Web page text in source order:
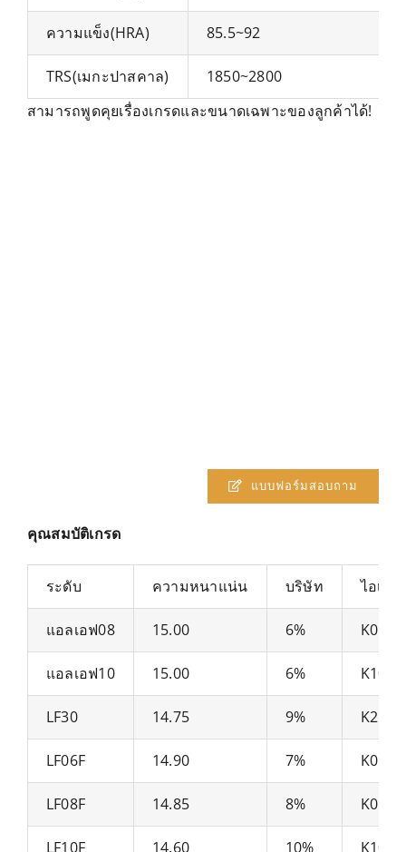
ความแข็ง(HRA) 85.5~92
TRS(เมกะปาสคาล)
1850~2800
สามารถพูดคุยเรื่องเกรดและขนาดเฉพาะของลูกค้าได้!
แบบฟอร์มสอบถาม
คุณสมบัติเกรด
ระดับ ความหนาแน่น บริษัท ไอเอส
แอลเอฟ08 15.00 6% K05/
แอลเอฟ10 15.00 6% K10/
LF30 14.75 9% K25/
LF06F 14.90 7% K05
LF08F 14.85 8% K05/
LF10F 14.60 10% K10